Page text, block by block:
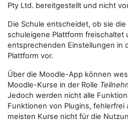
Pty Ltd. bereitgestellt und nicht
Die Schule entscheidet, ob sie
schuleigene Plattform freischaltet
entsprechenden Einstellungen in
Plattform vor.
Über die Moodle-App können
Moodle-Kurse in der Rolle
Jedoch werden nicht alle
Funktionen von Plugins, fehlerfrei
meisten Kurse nicht für die